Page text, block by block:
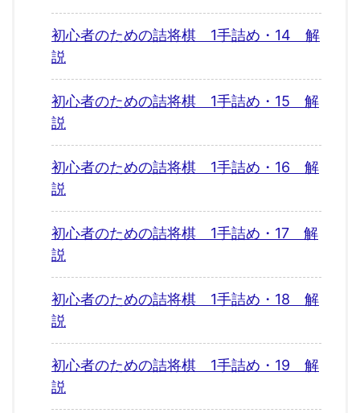
初心者のための詰将棋 1手詰め・14 解
説
初心者のための詰将棋 1手詰め・15 解
説
初心者のための詰将棋 1手詰め・16 解
説
初心者のための詰将棋 1手詰め・17 解
説
初心者のための詰将棋 1手詰め・18 解
説
初心者のための詰将棋 1手詰め・19 解
説